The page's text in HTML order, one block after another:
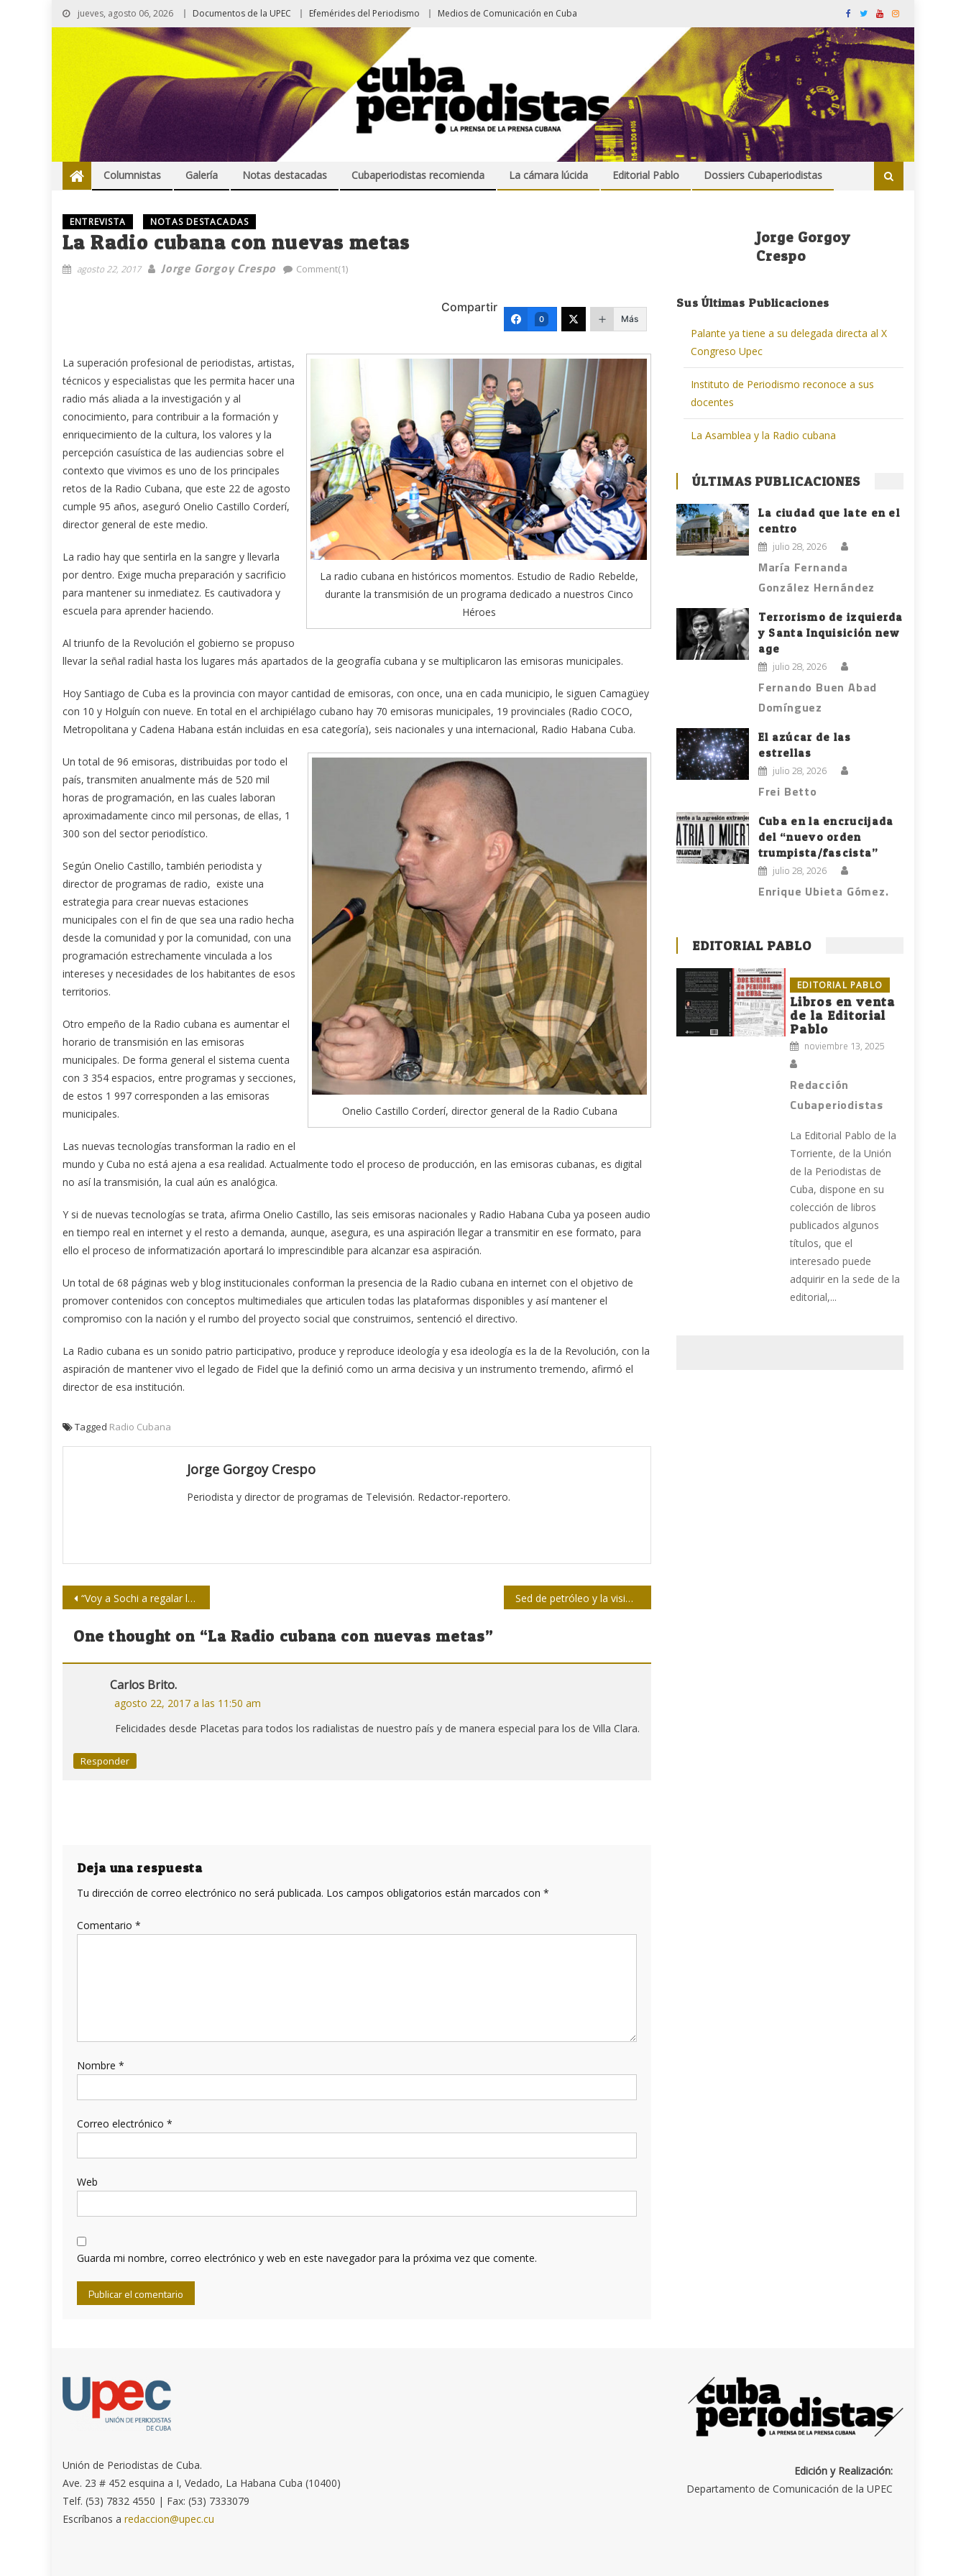
jueves, agosto 06, 2026 Documentos de la UPEC Efemérides del Periodismo Medios de Comunicación en Cuba
Columnistas Galería Notas destacadas Cubaperiodistas recomienda La cámara lúcida Editorial Pablo Dossiers Cubaperiodistas
ENTREVISTA NOTAS DESTACADAS
La Radio cubana con nuevas metas
agosto 22, 2017 Jorge Gorgoy Crespo Comment(1)
Compartir
0 Más
La radio cubana en históricos momentos. Estudio de Radio Rebelde,
durante la transmisión de un programa dedicado a nuestros Cinco
Héroes
La superación profesional de periodistas, artistas,
técnicos y especialistas que les permita hacer una
radio más aliada a la investigación y al
conocimiento, para contribuir a la formación y
enriquecimiento de la cultura, los valores y la
percepción casuística de las audiencias sobre el
contexto que vivimos es uno de los principales
retos de la Radio Cubana, que este 22 de agosto
cumple 95 años, aseguró Onelio Castillo Corderí,
director general de este medio.
La radio hay que sentirla en la sangre y llevarla
por dentro. Exige mucha preparación y sacrificio
para mantener su inmediatez. Es cautivadora y
escuela para aprender haciendo.
Al triunfo de la Revolución el gobierno se propuso
llevar la señal radial hasta los lugares más apartados de la geografía cubana y se multiplicaron las emisoras municipales.
Hoy Santiago de Cuba es la provincia con mayor cantidad de emisoras, con once, una en cada municipio, le siguen Camagüey
con 10 y Holguín con nueve. En total en el archipiélago cubano hay 70 emisoras municipales, 19 provinciales (Radio COCO,
Metropolitana y Cadena Habana están incluidas en esa categoría), seis nacionales y una internacional, Radio Habana Cuba.
Onelio Castillo Corderí, director general de la Radio Cubana
Un total de 96 emisoras, distribuidas por todo el
país, transmiten anualmente más de 520 mil
horas de programación, en las cuales laboran
aproximadamente cinco mil personas, de ellas, 1
300 son del sector periodístico.
Según Onelio Castillo, también periodista y
director de programas de radio, existe una
estrategia para crear nuevas estaciones
municipales con el fin de que sea una radio hecha
desde la comunidad y por la comunidad, con una
programación estrechamente vinculada a los
intereses y necesidades de los habitantes de esos
territorios.
Otro empeño de la Radio cubana es aumentar el
horario de transmisión en las emisoras
municipales. De forma general el sistema cuenta
con 3 354 espacios, entre programas y secciones,
de estos 1 997 corresponden a las emisoras
municipales.
Las nuevas tecnologías transforman la radio en el
mundo y Cuba no está ajena a esa realidad. Actualmente todo el proceso de producción, en las emisoras cubanas, es digital
no así la transmisión, la cual aún es analógica.
Y si de nuevas tecnologías se trata, afirma Onelio Castillo, las seis emisoras nacionales y Radio Habana Cuba ya poseen audio
en tiempo real en internet y el resto a demanda, aunque, asegura, es una aspiración llegar a transmitir en ese formato, para
ello el proceso de informatización aportará lo imprescindible para alcanzar esa aspiración.
Un total de 68 páginas web y blog institucionales conforman la presencia de la Radio cubana en internet con el objetivo de
promover contenidos con conceptos multimediales que articulen todas las plataformas disponibles y así mantener el
compromiso con la nación y el rumbo del proyecto social que construimos, sentenció el directivo.
La Radio cubana es un sonido patrio participativo, produce y reproduce ideología y esa ideología es la de la Revolución, con la
aspiración de mantener vivo el legado de Fidel que la definió como un arma decisiva y un instrumento tremendo, afirmó el
director de esa institución.
Tagged Radio Cubana
Jorge Gorgoy Crespo
Periodista y director de programas de Televisión. Redactor-reportero.
Navegación
de
“Voy a Sochi a regalar la felicidad que tengo” Sed de petróleo y la visión de un economista venezolano
One thought on “La Radio cubana con nuevas metas”
Carlos Brito.
agosto 22, 2017 a las 11:50 am
Felicidades desde Placetas para todos los radialistas de nuestro país y de manera especial para los de Villa Clara.
Responder
Deja una respuesta
Tu dirección de correo electrónico no será publicada. Los campos obligatorios están marcados con *
Comentario *
Nombre *
Correo electrónico *
Web
Guarda mi nombre, correo electrónico y web en este navegador para la próxima vez que comente.
Jorge Gorgoy
Crespo
Sus Últimas Publicaciones
Palante ya tiene a su delegada directa al X
Congreso Upec
Instituto de Periodismo reconoce a sus
docentes
La Asamblea y la Radio cubana
ÚLTIMAS PUBLICACIONES
La ciudad que late en el
centro
julio 28, 2026
María Fernanda
González Hernández
Terrorismo de izquierda
y Santa Inquisición new
age
julio 28, 2026
Fernando Buen Abad
Domínguez
El azúcar de las
estrellas
julio 28, 2026
Frei Betto
Cuba en la encrucijada
del “nuevo orden
trumpista/fascista”
julio 28, 2026
Enrique Ubieta Gómez.
EDITORIAL PABLO
EDITORIAL PABLO
Libros en venta
de la Editorial
Pablo
noviembre 13, 2025
Redacción
Cubaperiodistas
La Editorial Pablo de la
Torriente, de la Unión
de la Periodistas de
Cuba, dispone en su
colección de libros
publicados algunos
títulos, que el
interesado puede
adquirir en la sede de la
editorial,...
Unión de Periodistas de Cuba.
Ave. 23 # 452 esquina a I, Vedado, La Habana Cuba (10400)
Telf. (53) 7832 4550 | Fax: (53) 7333079
Escríbanos aredaccion@upec.cu
Edición y Realización:
Departamento de Comunicación de la UPEC